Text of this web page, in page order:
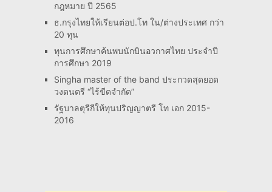
กฎหมาย ปี 2565
ธ.กรุงไทยให้เรียนต่อป.โท ใน/ต่างประเทศ กว่า
20 ทุน
ทุนการศึกษาค้นพบนักบินอวกาศไทย ประจำปี
การศึกษา 2019
Singha master of the band ประกวดสุดยอด
วงดนตรี “ไร้ขีดจำกัด”
รัฐบาลตุรีกีให้ทุนปริญญาตรี โท เอก 2015-
2016